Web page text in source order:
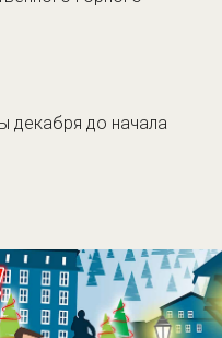
декабря до начала